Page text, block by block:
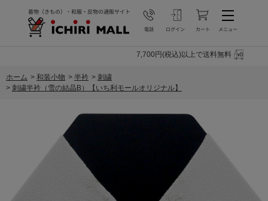
7,700円(税込)以上で送料無料
ホーム > 和装小物 > 半衿 > 刺繍
> 刺繍半衿（雪の結晶B）【いち利モールオリジナル】